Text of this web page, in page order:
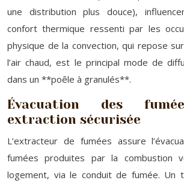
une distribution plus douce),
confort thermique ressenti par les
physique de la convection, qui repose
l’air chaud, est le principal mode de
dans un **poêle à granulés**.
Évacuation des
extraction sécurisée
L’extracteur de fumées assure
fumées produites par la combustion
logement, via le conduit de fumée. Un